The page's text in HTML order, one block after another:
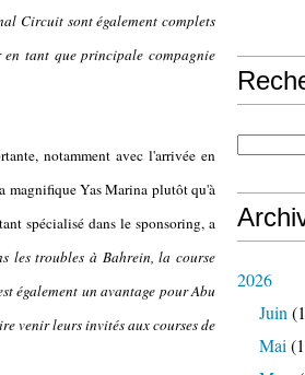
Circuit sont également complets
tant que principale compagnie
notamment avec l'arrivée en
magnifique Yas Marina plutôt qu'à
spécialisé dans le sponsoring, a
les troubles à Bahrein, la course
également un avantage pour Abu
venir leurs invités aux courses de
2026
Juin
Mai